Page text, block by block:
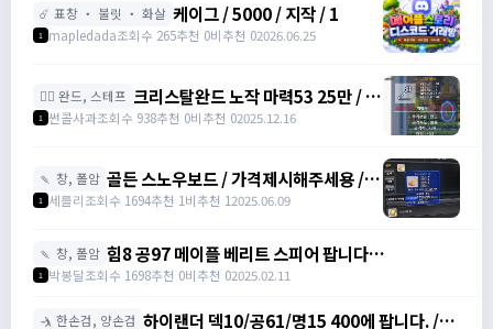
☄️ 표창 ・ 불릿 ・ 화살 케이그 / 5000 / 지작 / 1
1 mapledada조회수 265추천 0비추천 02026.06.25
🧙‍♀️ 완드, 스테프 크리스탈완드 노작 마력53 25만 / 마
력52 15만 팝니다 / 250000 / 마력
https://open.kakao.com/o/sdHYKEcg
1 썬콜사과조회수 938추천 0비추천 02025.12.16
🍡 창, 폴암 골든 스노우보드 / 가격제시해주세용 / 골
든 스노우보드 3강 STR3 공격력60 /
1 세를리조회수 1694추천 1비추천 12025.06.09
🍡 창, 폴암 힘8 공97 메이플 베리트 스피어 팝니다
https://open.kakao.com/o/gZBfyJ6f /
1 박봉달조회수 1698추천 0비추천 02025.02.11
🤺 한손검, 양손검 하이랜더 덱10/공61/명15 400에 팝니다. /